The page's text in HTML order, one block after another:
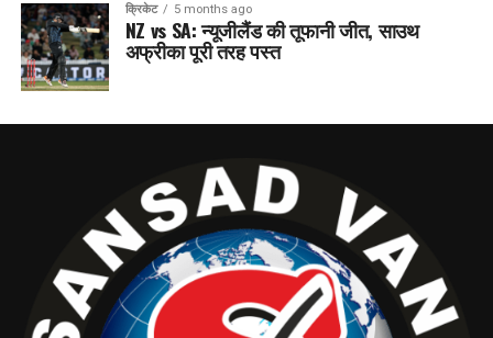
क्रिकेट 5 months ago
NZ vs SA: न्यूजीलैंड की तूफानी जीत, साउथ
अफ्रीका पूरी तरह पस्त